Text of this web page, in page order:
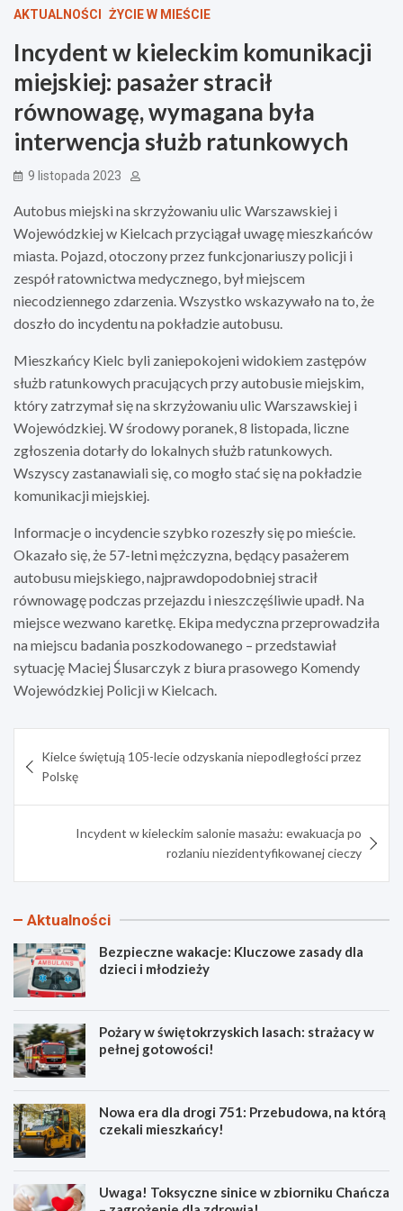
AKTUALNOŚCI ŻYCIE W MIEŚCIE
Incydent w kieleckim komunikacji
miejskiej: pasażer stracił
równowagę, wymagana była
interwencja służb ratunkowych
9 listopada 2023
Autobus miejski na skrzyżowaniu ulic Warszawskiej i
Wojewódzkiej w Kielcach przyciągał uwagę mieszkańców
miasta. Pojazd, otoczony przez funkcjonariuszy policji i
zespół ratownictwa medycznego, był miejscem
niecodziennego zdarzenia. Wszystko wskazywało na to, że
doszło do incydentu na pokładzie autobusu.
Mieszkańcy Kielc byli zaniepokojeni widokiem zastępów
służb ratunkowych pracujących przy autobusie miejskim,
który zatrzymał się na skrzyżowaniu ulic Warszawskiej i
Wojewódzkiej. W środowy poranek, 8 listopada, liczne
zgłoszenia dotarły do lokalnych służb ratunkowych.
Wszyscy zastanawiali się, co mogło stać się na pokładzie
komunikacji miejskiej.
Informacje o incydencie szybko rozeszły się po mieście.
Okazało się, że 57-letni mężczyzna, będący pasażerem
autobusu miejskiego, najprawdopodobniej stracił
równowagę podczas przejazdu i nieszczęśliwie upadł. Na
miejsce wezwano karetkę. Ekipa medyczna przeprowadziła
na miejscu badania poszkodowanego – przedstawiał
sytuację Maciej Ślusarczyk z biura prasowego Komendy
Wojewódzkiej Policji w Kielcach.
wpisu
Kielce świętują 105-lecie odzyskania niepodległości przez
Polskę
Incydent w kieleckim salonie masażu: ewakuacja po
rozlaniu niezidentyfikowanej cieczy
Aktualności
Bezpieczne wakacje: Kluczowe zasady dla
dzieci i młodzieży
Pożary w świętokrzyskich lasach: strażacy w
pełnej gotowości!
Nowa era dla drogi 751: Przebudowa, na którą
czekali mieszkańcy!
Uwaga! Toksyczne sinice w zbiorniku Chańcza